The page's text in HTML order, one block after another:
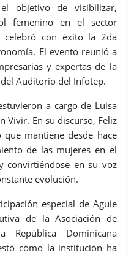
objetivo de visibilizar,
femenino en el sector
celebró con éxito la 2da
El evento reunió a
y expertas de la
Auditorio del Infotep.
a cargo de Luisa
Vivir. En su discurso, Feliz
mantiene desde hace
de las mujeres en el
convirtiéndose en su voz
evolución.
especial de Aguie
de la Asociación de
Dominicana
cómo la institución ha